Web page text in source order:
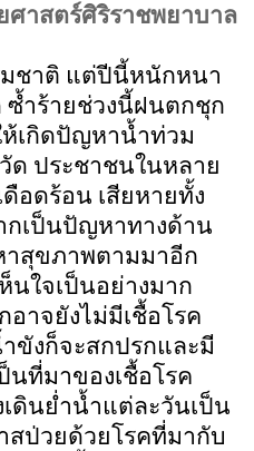
าสตร์ศิริราชพยาบาล
ชาติ แต่ปีนี้หนักหนา
ซ้ำร้ายช่วงนี้ฝนตกชุก
เกิดปัญหาน้ำท่วม
ด ประชาชนในหลาย
อดร้อน เสียหายทั้ง
กเป็นปัญหาทางด้าน
าสุขภาพตามมาอีก
นใจเป็นอย่างมาก
าจยังไม่มีเชื้อโรค
ขังก็จะสกปรกและมี
นที่มาของเชื้อโรค
ดินย่ำน้ำแต่ละวันเป็น
สป่วยด้วยโรคที่มากับ